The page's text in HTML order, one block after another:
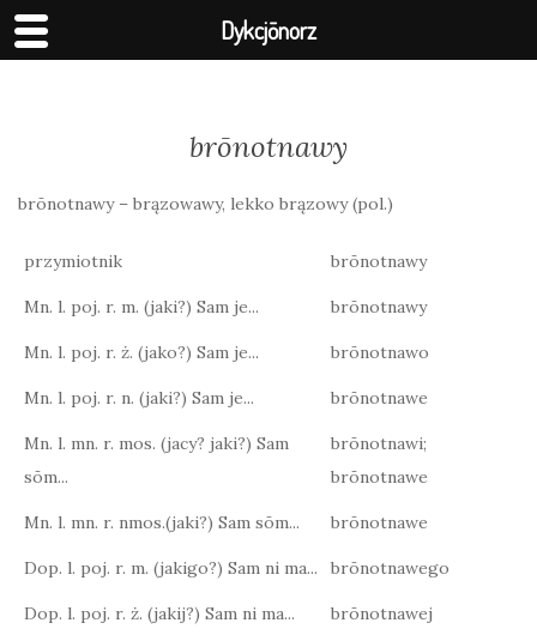
brōnotnawy
brōnotnawy – brązowawy, lekko brązowy (pol.)
przymiotnik brōnotnawy
Mn. l. poj. r. m. (jaki?) Sam je... brōnotnawy
Mn. l. poj. r. ż. (jako?) Sam je... brōnotnawo
Mn. l. poj. r. n. (jaki?) Sam je... brōnotnawe
Mn. l. mn. r. mos. (jacy? jaki?) Sam
sōm...
brōnotnawi;
brōnotnawe
Mn. l. mn. r. nmos.(jaki?) Sam sōm... brōnotnawe
Dop. l. poj. r. m. (jakigo?) Sam ni ma... brōnotnawego
Dop. l. poj. r. ż. (jakij?) Sam ni ma... brōnotnawej
Dykcjōnorz